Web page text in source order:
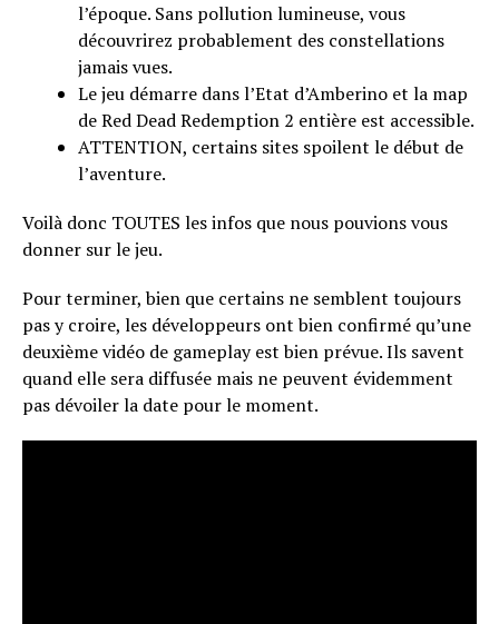
l’époque. Sans pollution lumineuse, vous
découvrirez probablement des constellations
jamais vues.
Le jeu démarre dans l’Etat d’Amberino et la map
de Red Dead Redemption 2 entière est accessible.
ATTENTION, certains sites spoilent le début de
l’aventure.
Voilà donc TOUTES les infos que nous pouvions vous
donner sur le jeu.
Pour terminer, bien que certains ne semblent toujours
pas y croire, les développeurs ont bien confirmé qu’une
deuxième vidéo de gameplay est bien prévue. Ils savent
quand elle sera diffusée mais ne peuvent évidemment
pas dévoiler la date pour le moment.